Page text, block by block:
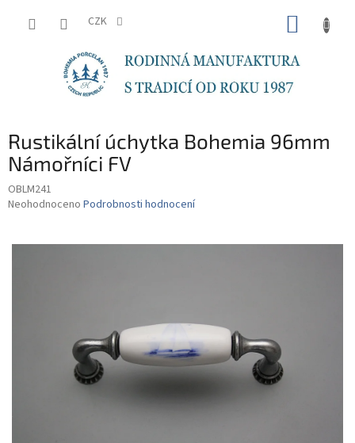
CZK
Rustikální úchytka Bohemia 96mm
Námořníci FV
OBLM241
Průměrné
je
Neohodnoceno Podrobnosti hodnocení